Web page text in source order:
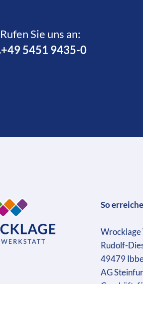
Rufen Sie uns an:­
+49 5451 9435-0
So
Rudolf-
49479
AG